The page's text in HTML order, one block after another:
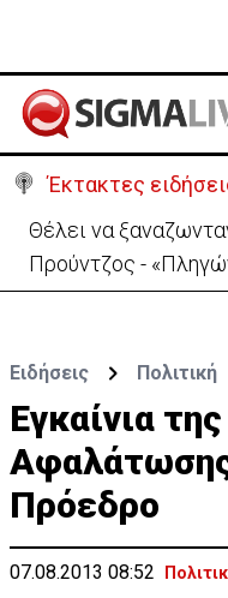
Έκτακτες
Απόπειρα φόνου
53χρονο και
Ειδήσεις Πολιτική
Εγκαίνια
Πρόεδρο
07.08.2013 08:52